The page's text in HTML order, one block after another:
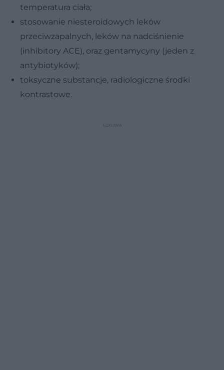
temperatura ciała;
stosowanie niesteroidowych leków
przeciwzapalnych, leków na nadciśnienie
(inhibitory ACE), oraz gentamycyny (jeden z
antybiotyków);
toksyczne substancje, radiologiczne środki
kontrastowe.